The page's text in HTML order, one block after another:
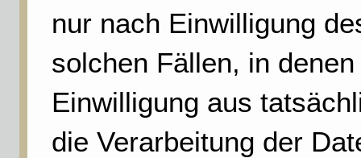
nur nach Einwilligung
solchen Fällen, in
Einwilligung aus
die Verarbeitung der